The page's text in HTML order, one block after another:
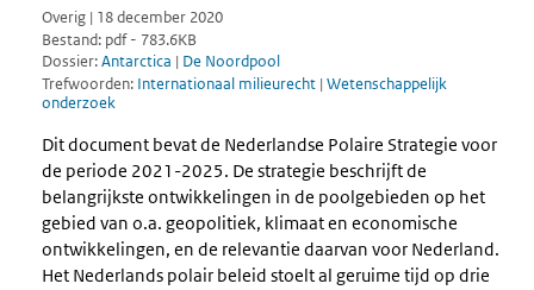
Overig | 18 december 2020
Bestand: pdf - 783.6KB
Dossier:Antarctica | De Noordpool
Trefwoorden: Internationaal milieurecht | Wetenschappelijk
onderzoek
Dit document bevat de Nederlandse Polaire Strategie voor
de periode 2021-2025. De strategie beschrijft de
belangrijkste ontwikkelingen in de poolgebieden op het
gebied van o.a. geopolitiek, klimaat en economische
ontwikkelingen, en de relevantie daarvan voor Nederland.
Het Nederlands polair beleid stoelt al geruime tijd op drie